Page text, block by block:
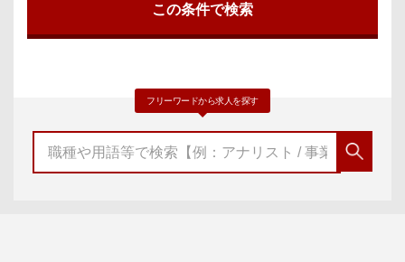
フリーワードから求人を探す